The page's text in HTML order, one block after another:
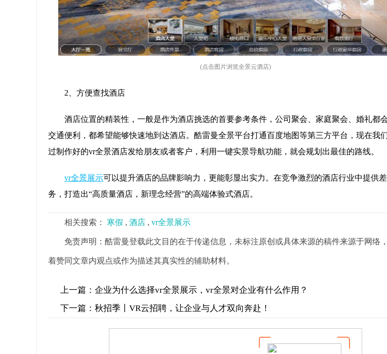
(点击图片浏览全景云酒店)
2、方便查找酒店
酒店位置的精装性，一般是作为酒店挑选的首要参考条件，公司聚会、家庭聚会、婚礼都
交通便利，都希望能够快速地到达酒店。酷雷曼全景平台打通百度地图等第三方平台，现在我
过制作好的vr全景酒店发给朋友或者客户，利用一键实景导航功能，就会规划出最佳的路线。
vr全景展示可以提升酒店的品牌影响力，更能彰显出实力。在竞争激烈的酒店行业中提供
务，打造出“高质量酒店，新理念经营”的高端体验式酒店。
相关搜索： 寒假 , 酒店 , vr全景展示
免责声明：酷雷曼登载此文目的在于传递信息，未标注原创或具体来源的稿件来源于网络
着赞同文章内观点或作为描述其真实性的辅助材料。
上一篇： 企业为什么选择vr全景展示，vr全景对企业有什么作用？
下一篇： 秋招季丨VR云招聘，让企业与人才双向奔赴！